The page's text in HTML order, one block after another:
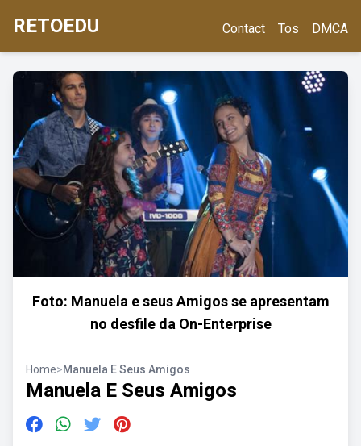
RETOEDU Contact Tos DMCA
Foto: Manuela e seus Amigos se apresentam
no desfile da On-Enterprise
Home>Manuela E Seus Amigos
Manuela E Seus Amigos